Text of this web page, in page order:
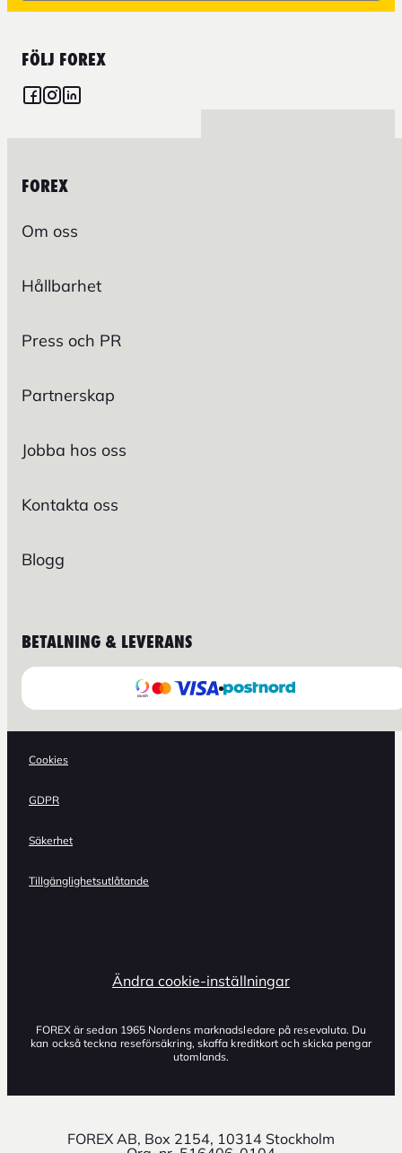
FÖLJ FOREX
FOREX
Om oss
Hållbarhet
Press och PR
Partnerskap
Jobba hos oss
Kontakta oss
Blogg
BETALNING & LEVERANS
Cookies
GDPR
Säkerhet
Tillgänglighetsutlåtande
Ändra cookie-inställningar
FOREX är sedan 1965 Nordens marknadsledare på resevaluta. Du
kan också teckna reseförsäkring, skaffa kreditkort och skicka pengar
utomlands.
FOREX AB, Box 2154, 10314 Stockholm